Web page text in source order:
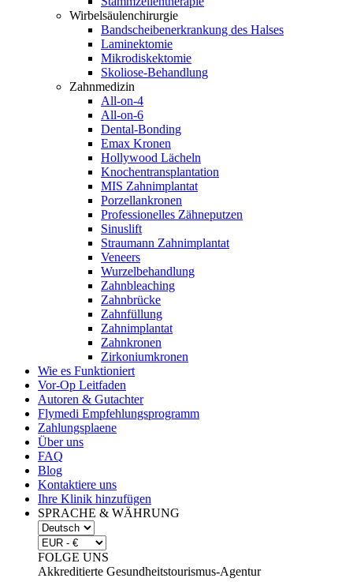
Wirbelsäulenchirurgie
Bandscheibenerkrankung des Halses
Laminektomie
Mikrodiskektomie
Skoliose-Behandlung
Zahnmedizin
All-on-4
All-on-6
Dental-Bonding
Emax Kronen
Hollywood Lächeln
Knochentransplantation
MIS Zahnimplantat
Porzellankronen
Professionelles Zähneputzen
Sinuslift
Straumann Zahnimplantat
Veneers
Wurzelbehandlung
Zahnbleaching
Zahnbrücke
Zahnfüllung
Zahnimplantat
Zahnkronen
Zirkoniumkronen
Wie es Funktioniert
Vor-Op Leitfaden
Autoren & Gutachter
Flymedi Empfehlungsprogramm
Zahlungsplaene
Über uns
FAQ
Blog
Kontaktiere uns
Ihre Klinik hinzufügen
SPRACHE & WÄHRUNG
FOLGE UNS
Akkreditierte Gesundheitstourismus-Agentur